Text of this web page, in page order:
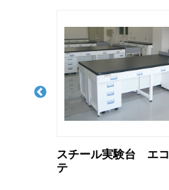
スチールベンチフード